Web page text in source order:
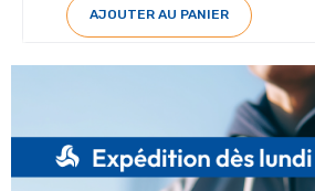
AJOUTER AU PANIER